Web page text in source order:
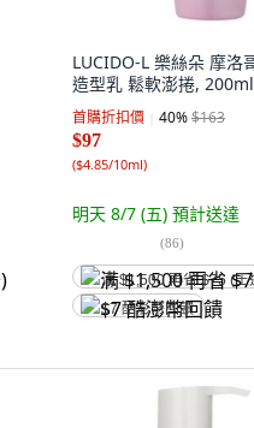
LUCIDO-L 樂絲朵 摩洛
造型乳 鬆軟澎捲,
首購折扣價 40%$163
$97
($4.85/10ml)
明天 8/7 (五) 預計送達
(86)
满 $1,500 再省 $75 (王
$7 酷澎幣回饋